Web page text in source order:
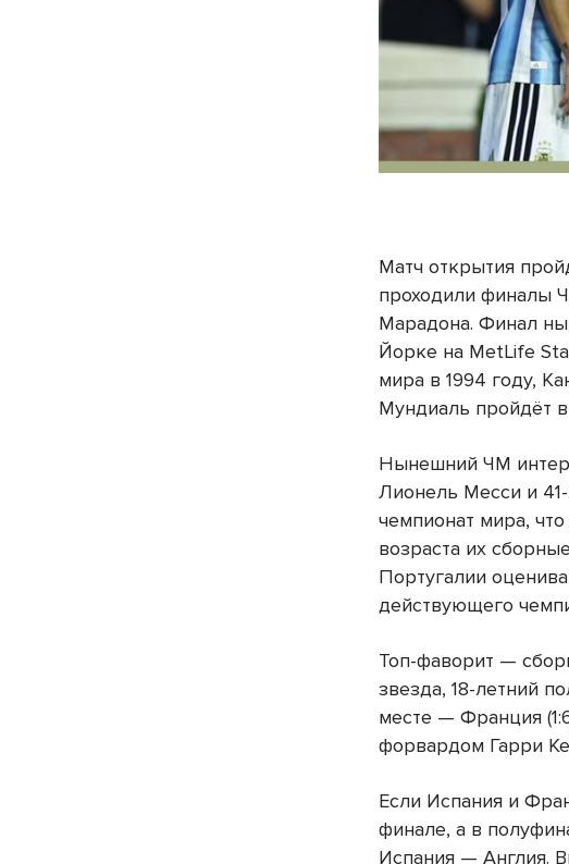
Матч открытия
проходили финалы
Марадона. Финал
Йорке на MetLife
мира в 1994 году,
Мундиаль пройдёт в
Нынешний ЧМ
Лионель Месси и
чемпионат мира,
возраста их
Португалии
действующего
Топ-фаворит —
звезда, 18-летний
месте — Франция
форвардом Гарри
Если Испания и
финале, а в
Испания — Англия.